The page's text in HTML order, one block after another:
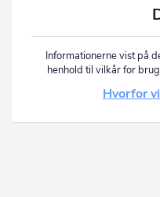
Informationerne vist på
henhold til vilkår for
Hvorfor